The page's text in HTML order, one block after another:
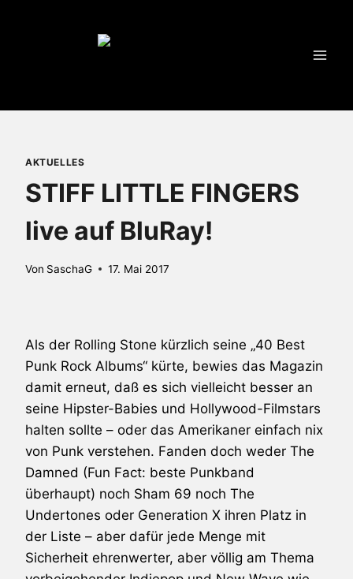
AKTUELLES
STIFF LITTLE FINGERS
live auf BluRay!
Von SaschaG 17. Mai 2017
Als der Rolling Stone kürzlich seine „40 Best
Punk Rock Albums“ kürte, bewies das Magazin
damit erneut, daß es sich vielleicht besser an
seine Hipster-Babies und Hollywood-Filmstars
halten sollte – oder das Amerikaner einfach nix
von Punk verstehen. Fanden doch weder The
Damned (Fun Fact: beste Punkband
überhaupt) noch Sham 69 noch The
Undertones oder Generation X ihren Platz in
der Liste – aber dafür jede Menge mit
Sicherheit ehrenwerter, aber völlig am Thema